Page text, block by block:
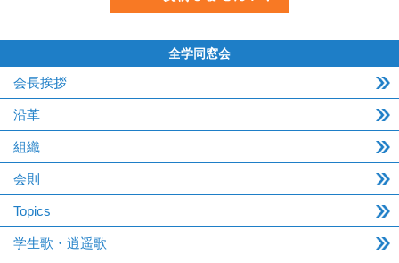
全学同窓会
会長挨拶
沿革
組織
会則
Topics
学生歌・逍遥歌